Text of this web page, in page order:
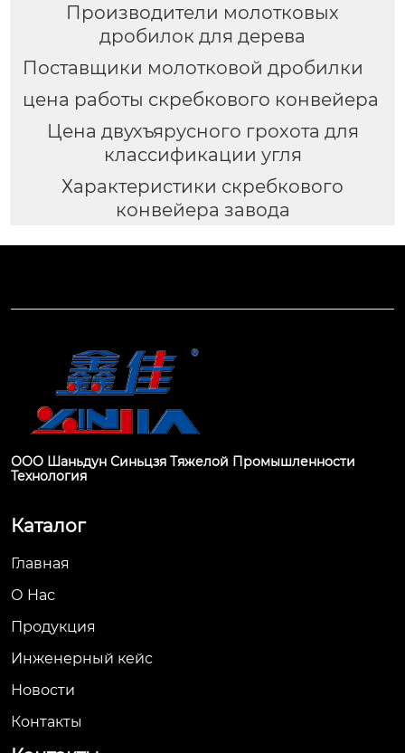
Производители молотковых
дробилок для дерева
Поставщики молотковой дробилки
цена работы скребкового конвейера
Цена двухъярусного грохота для
классификации угля
Характеристики скребкового
конвейера завода
ООО Шаньдун Синьцзя Тяжелой Промышленности
Технология
Каталог
Главная
О Hас
Продукция
Инженерный кейс
Новости
Контакты